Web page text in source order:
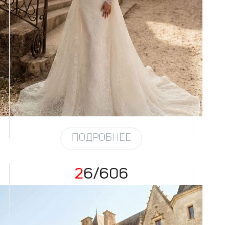
Размеры
42, 44, 46, 48, 50, 52, 54, 56,
Цвет
Силуэт
Кружево
Юбка
Атлас стрейч + кружево +
съёмная юбка по фото
Шлейф
Возможен
ПОДРОБНЕЕ
26/606